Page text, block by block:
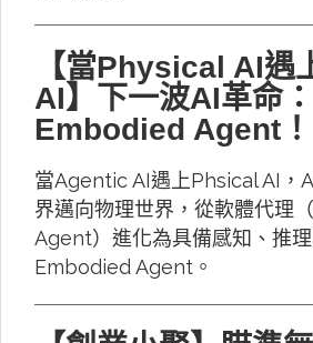
【當Physical AI遇
AI】下一波AI革命：
Embodied Agent！
當Agentic AI遇上Phsical AI，
界邁向物理世界，從軟體代理
Agent）進化為具備感知、推
Embodied Agent。